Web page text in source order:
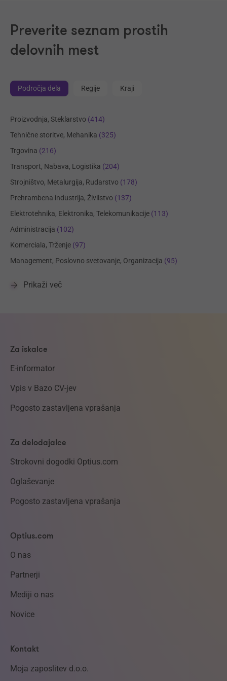
Preverite seznam prostih
delovnih mest
Področja dela Regije Kraji
Proizvodnja, Steklarstvo (414)
Tehnične storitve, Mehanika (325)
Trgovina (216)
Transport, Nabava, Logistika (204)
Strojništvo, Metalurgija, Rudarstvo (178)
Prehrambena industrija, Živilstvo (137)
Elektrotehnika, Elektronika, Telekomunikacije (113)
Administracija (102)
Komerciala, Trženje (97)
Management, Poslovno svetovanje, Organizacija (95)
Prikaži več
Za iskalce
E-informator
Vpis v Bazo CV-jev
Pogosto zastavljena vprašanja
Za delodajalce
Strokovni dogodki Optius.com
Oglaševanje
Pogosto zastavljena vprašanja
Optius.com
O nas
Partnerji
Mediji o nas
Novice
Kontakt
Moja zaposlitev d.o.o.